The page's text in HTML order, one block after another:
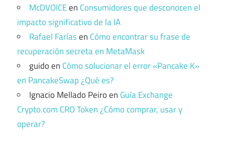
McDVOICEen Consumidores que desconocen el
impacto significativo de la IA
Rafael Faríasen Cómo encontrar su frase de
recuperación secreta en MetaMask
guidoen Cómo solucionar el error «Pancake K»
en PancakeSwap ¿Qué es?
Ignacio Mellado Peiroen Guía Exchange
Crypto.com CRO Token ¿Cómo comprar, usar y
operar?